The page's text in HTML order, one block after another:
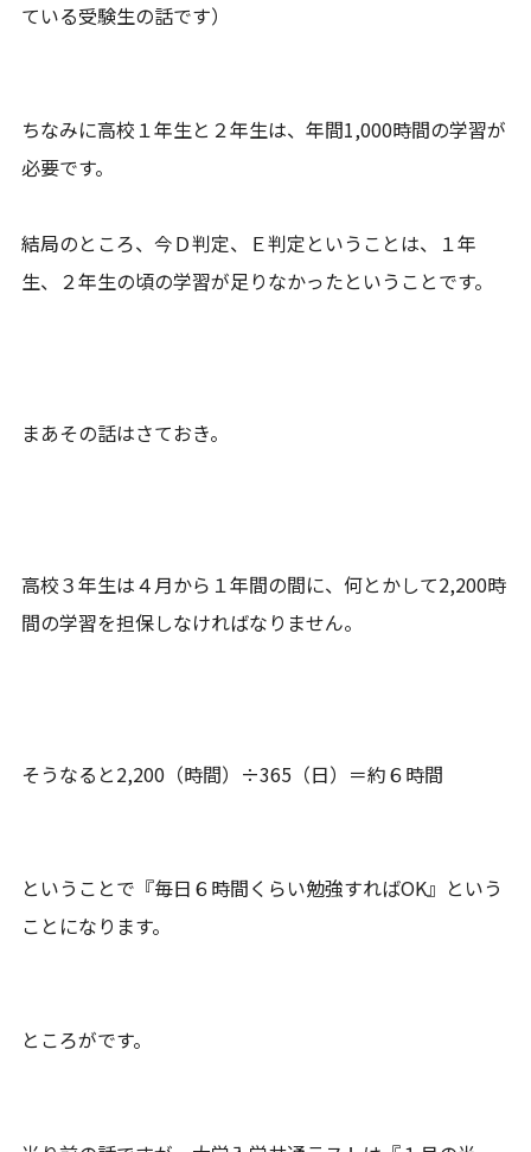
ている受験生の話です）
ちなみに高校１年生と２年生は、年間1,000時間の学習が
必要です。
結局のところ、今Ｄ判定、Ｅ判定ということは、１年
生、２年生の頃の学習が足りなかったということです。
まあその話はさておき。
高校３年生は４月から１年間の間に、何とかして2,200時
間の学習を担保しなければなりません。
そうなると2,200（時間）÷365（日）＝約６時間
ということで『毎日６時間くらい勉強すればOK』という
ことになります。
ところがです。